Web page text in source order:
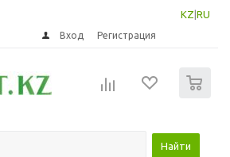
KZ RU
Вход Регистрация
Найти